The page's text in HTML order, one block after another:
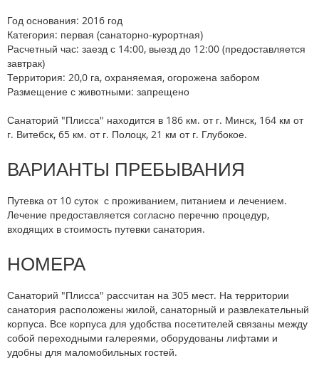
Год основания: 2016 год
Категория: первая (санаторно-курортная)
Расчетный час: заезд с 14:00, выезд до 12:00 (предоставляется
завтрак)
Территория: 20,0 га, охраняемая, огорожена забором
Размещение с животными: запрещено
Санаторий "Плисса" находится в 186 км. от г. Минск, 164 км от
г. Витебск, 65 км. от г. Полоцк, 21 км от г. Глубокое.
ВАРИАНТЫ ПРЕБЫВАНИЯ
Путевка от 10 суток с проживанием, питанием и лечением.
Лечение предоставляется согласно перечню процедур,
входящих в стоимость путевки санатория.
НОМЕРА
Санаторий "Плисса" рассчитан на 305 мест. На территории
санатория расположены жилой, санаторный и развлекательный
корпуса. Все корпуса для удобства посетителей связаны между
собой переходными галереями, оборудованы лифтами и
удобны для маломобильных гостей.